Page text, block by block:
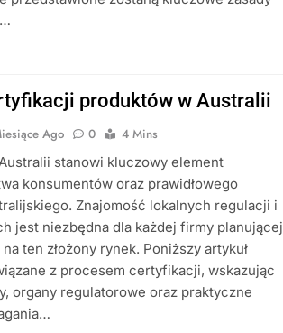
produktów w Australii
Ago 0
4 Mins
stanowi kluczowy element
konsumentów oraz prawidłowego
Znajomość lokalnych regulacji i
jest niezbędna dla każdej firmy planującej
ten złożony rynek. Poniższy artykuł
z procesem certyfikacji, wskazując
organy regulatorowe oraz praktyczne